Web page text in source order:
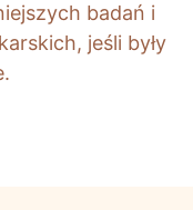
badań i
jeśli były